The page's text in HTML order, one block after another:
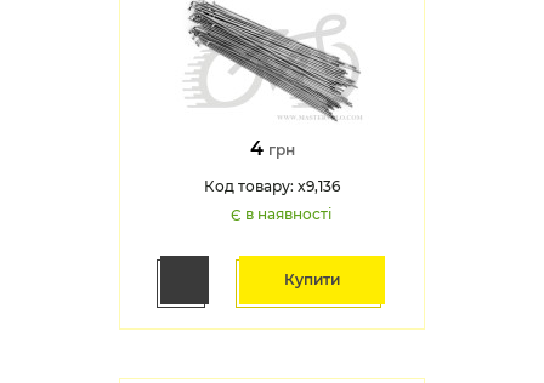
4 грн
Код товару: x9,136
Є в наявності
Купити